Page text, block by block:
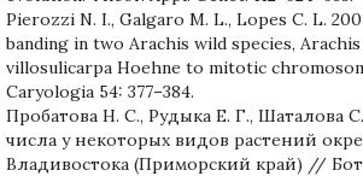
Pierozzi N. I., Galgaro M. L., Lopes C. L.
banding in two Arachis wild species,
villosulicarpa Hoehne to mitotic
Caryologia 54: 377–384.
Пробатова Н. С., Рудыка Е. Г., Шаталова
числа у некоторых видов растений
Владивостока (Приморский край) // Бот.